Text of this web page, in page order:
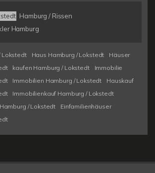
Hamburg / Rissen
Hamburg
Lokstedt Haus Hamburg / Lokstedt
Häuser
kaufen Hamburg / Lokstedt
Immobilie
Immobilien Hamburg / Lokstedt
Hauskauf
Immobilienkauf Hamburg / Lokstedt
/ Lokstedt
Einfamilienhäuser